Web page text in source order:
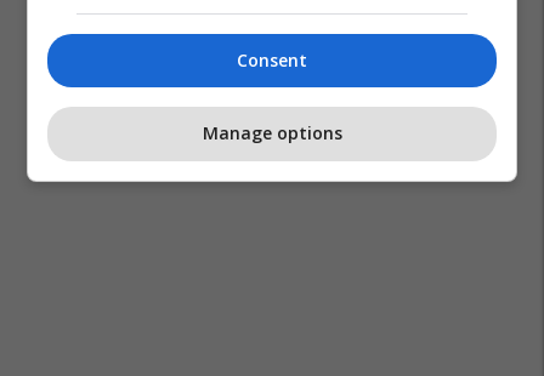
Consent
Manage options